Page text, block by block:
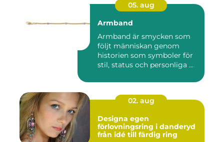
05. aug
Armband
Armband är smycken som
följt människan genom
historien som symboler för
stil, status och personliga ...
02. aug
Designa egen
förlovningsring i danderyd
från idé till färdig ring